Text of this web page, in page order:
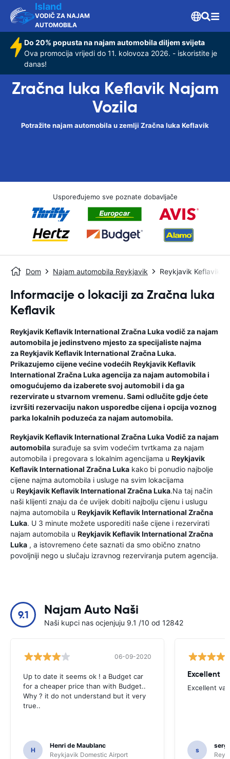
Island
VODIČ ZA NAJAM
AUTOMOBILA
Do 20% popusta na najam automobila diljem svijeta
Ova promocija vrijedi do 11. kolovoza 2026. - iskoristite je
danas!
Zračna luka Keflavik Najam
Vozila
Potražite najam automobila u zemlji Zračna luka Keflavik
Uspoređujemo sve poznate dobavljače
Dom Najam automobila Reykjavik Reykjavik Keflavik
Informacije o lokaciji za Zračna luka
Keflavik
Reykjavik Keflavik International Zračna Lukavodič za najam
automobilaje jedinstveno mjesto za specijaliste najma
zaReykjavik Keflavik International Zračna Luka.
Prikazujemo cijene većine vodećih Reykjavik Keflavik
International Zračna Lukaagencija za najam automobila i
omogućujemo da izaberete svoj automobil i da ga
rezervirate u stvarnom vremenu. Sami odlučite gdje ćete
izvršiti rezervaciju nakon usporedbe cijena i opcija voznog
parka lokalnih poduzeća za najam automobila.
Reykjavik Keflavik International Zračna LukaVodič za najam
automobila surađuje sa svim vodećim tvrtkama za najam
automobila i pregovara s lokalnim agencijama u Reykjavik
Keflavik International Zračna Luka kako bi ponudio najbolje
cijene najma automobila i usluge na svim lokacijama
u Reykjavik Keflavik International Zračna Luka.Na taj način
naši klijenti znaju da će uvijek dobiti najbolju cijenu i uslugu
najma automobila u Reykjavik Keflavik International Zračna
Luka. U 3 minute možete usporediti naše cijene i rezervirati
najam automobila u Reykjavik Keflavik International Zračna
Luka , a istovremeno ćete saznati da smo obično znatno
povoljniji nego u slučaju izravnog rezerviranja putem agencija.
9.1 Najam Auto Naši
Naši kupci nas ocjenjuju 9.1 /10 od 12842
06-09-2020
Up to date it seems ok ! a Budget car
for a cheaper price than with Budget..
Why ? it do not understand but it very
true..
H
Henri de Maublanc
Reykjavik Domestic Airport
Excellent
Excellent
s